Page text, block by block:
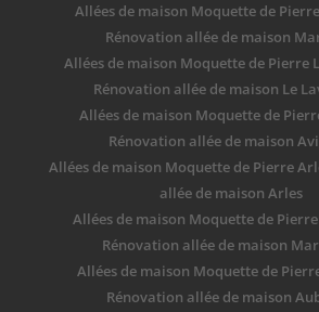
Allées de maison Moquette de
Rénovation allée de maison
Allées de maison Moquette de Pierre
Rénovation allée de maison Le
Allées de maison Moquette de
Rénovation allée de maison
Allées de maison Moquette de Pierre
allée de maison Arles
Allées de maison Moquette de
Rénovation allée de maison
Allées de maison Moquette de
Rénovation allée de maison